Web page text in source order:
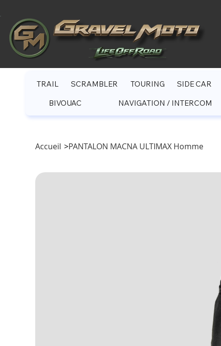
Accueil >PANTALON MACNA ULTIMAX Homme
TRAIL SCRAMBLER TOURING SIDE CAR
BIVOUAC NAVIGATION / INTERCOM